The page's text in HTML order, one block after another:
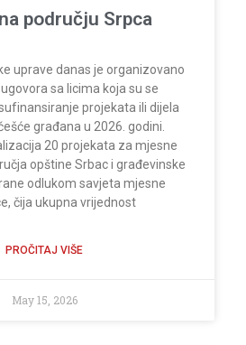
području Srpca
uprave danas je organizovano
sa licima koja su se
projekata ili dijela
građana u 2026. godini.
20 projekata za mjesne
opštine Srbac i građevinske
odlukom savjeta mjesne
čija ukupna vrijednost
PROČITAJ VIŠE
May 15, 2026